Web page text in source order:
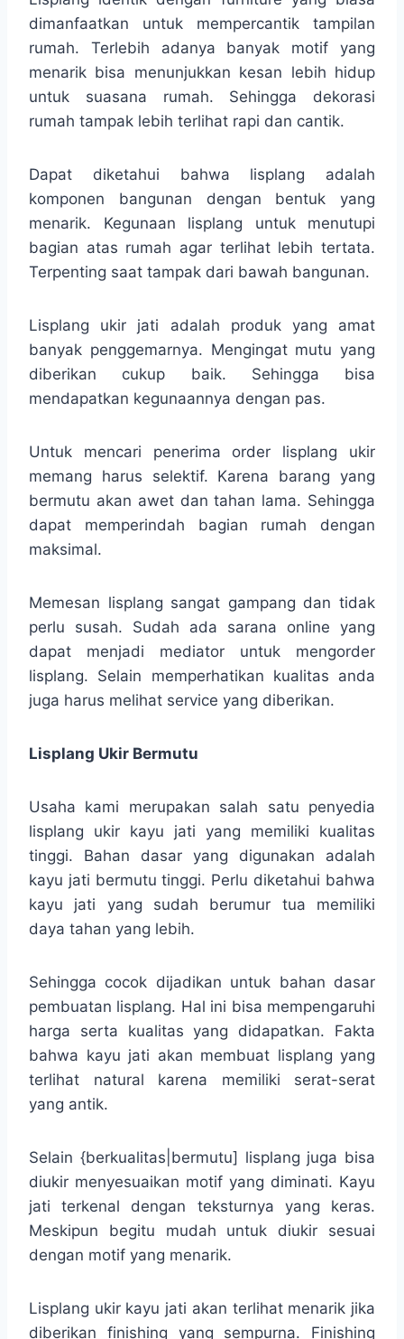
dimanfaatkan untuk mempercantik tampilan
rumah. Terlebih adanya banyak motif yang
menarik bisa menunjukkan kesan lebih hidup
untuk suasana rumah. Sehingga dekorasi
rumah tampak lebih terlihat rapi dan cantik.
Dapat diketahui bahwa lisplang adalah
komponen bangunan dengan bentuk yang
menarik. Kegunaan lisplang untuk menutupi
bagian atas rumah agar terlihat lebih tertata.
Terpenting saat tampak dari bawah bangunan.
Lisplang ukir jati adalah produk yang amat
banyak penggemarnya. Mengingat mutu yang
diberikan cukup baik. Sehingga bisa
mendapatkan kegunaannya dengan pas.
Untuk mencari penerima order lisplang ukir
memang harus selektif. Karena barang yang
bermutu akan awet dan tahan lama. Sehingga
dapat memperindah bagian rumah dengan
maksimal.
Memesan lisplang sangat gampang dan tidak
perlu susah. Sudah ada sarana online yang
dapat menjadi mediator untuk mengorder
lisplang. Selain memperhatikan kualitas anda
juga harus melihat service yang diberikan.
Lisplang Ukir Bermutu
Usaha kami merupakan salah satu penyedia
lisplang ukir kayu jati yang memiliki kualitas
tinggi. Bahan dasar yang digunakan adalah
kayu jati bermutu tinggi. Perlu diketahui bahwa
kayu jati yang sudah berumur tua memiliki
daya tahan yang lebih.
Sehingga cocok dijadikan untuk bahan dasar
pembuatan lisplang. Hal ini bisa mempengaruhi
harga serta kualitas yang didapatkan. Fakta
bahwa kayu jati akan membuat lisplang yang
terlihat natural karena memiliki serat-serat
yang antik.
Selain {berkualitas|bermutu] lisplang juga bisa
diukir menyesuaikan motif yang diminati. Kayu
jati terkenal dengan teksturnya yang keras.
Meskipun begitu mudah untuk diukir sesuai
dengan motif yang menarik.
Lisplang ukir kayu jati akan terlihat menarik jika
diberikan finishing yang sempurna. Finishing